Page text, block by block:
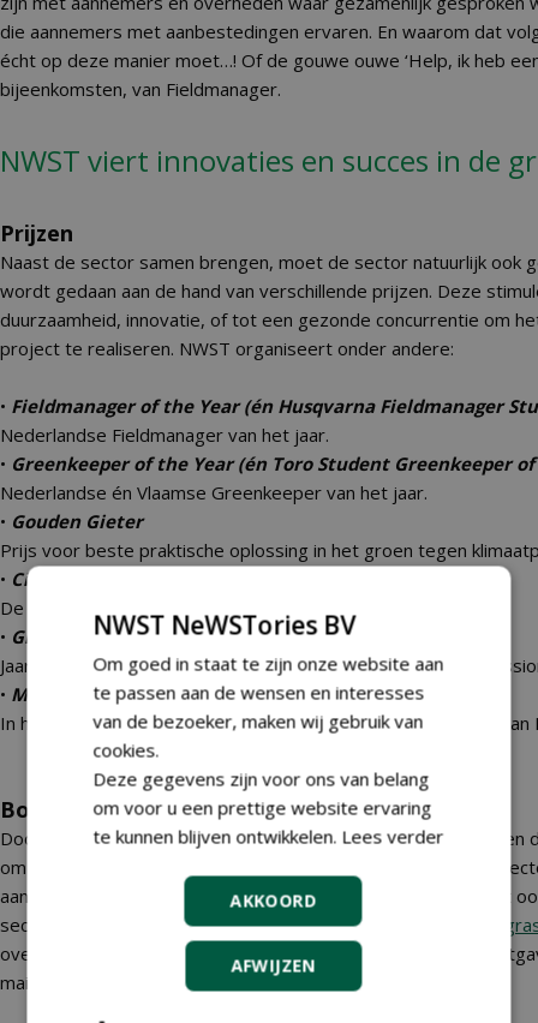
die aannemers met aanbestedingen ervaren. En waarom dat
écht op deze manier moet…! Of de gouwe ouwe ‘Help, ik heb
bijeenkomsten, van Fieldmanager.
NWST viert innovaties en succes in de
Prijzen
Naast de sector samen brengen, moet de sector natuurlijk ook
wordt gedaan aan de hand van verschillende prijzen. Deze
duurzaamheid, innovatie, of tot een gezonde concurrentie om
project te realiseren. NWST organiseert onder andere:
• Fieldmanager of the Year (én Husqvarna Fieldmanager
Nederlandse Fieldmanager van het jaar.
• Greenkeeper of the Year (én Toro Student Greenkeeper
Nederlandse én Vlaamse Greenkeeper van het jaar.
• Gouden Gieter
Prijs voor beste praktische oplossing in het groen tegen
• Circulair Spelen Award
De leukste circulaire speeltuin van Nederland verkiezing.
• Greenfluencer
Jaarlijks kiezen wij de dapperste en innovatiefste
• Mooiste Rotonde van Nederland
In het verleden benoemden wij jaarlijks de mooiste rotonde van
Boeken/sectorrapporten
Door het jaar heen hebben wij ook speciale uitgaves, die buiten
om gaan. Uiteraard hebben ze wel betrekking op de groene
aan onze
Grote Populierenboek
. NWST maakt
sectorrapporten, zoals bijvoorbeeld hetTrendrapport
overzicht van alle sectorrapporten, of vragen over speciale
mailen.
NWST NeWSTories BV
Om goed in staat te zijn onze website aan
te passen aan de wensen en interesses
van de bezoeker, maken wij gebruik van
cookies.
Deze gegevens zijn voor ons van belang
om voor u een prettige website ervaring
te kunnen blijven ontwikkelen. Lees verder
AKKOORD
AFWIJZEN